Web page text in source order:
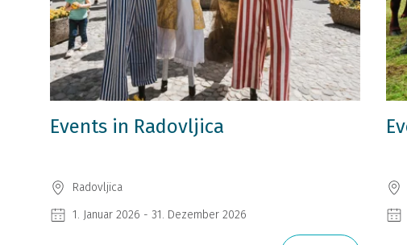
Events in Radovljica
Radovljica
1. Januar 2026 - 31. Dezember 2026